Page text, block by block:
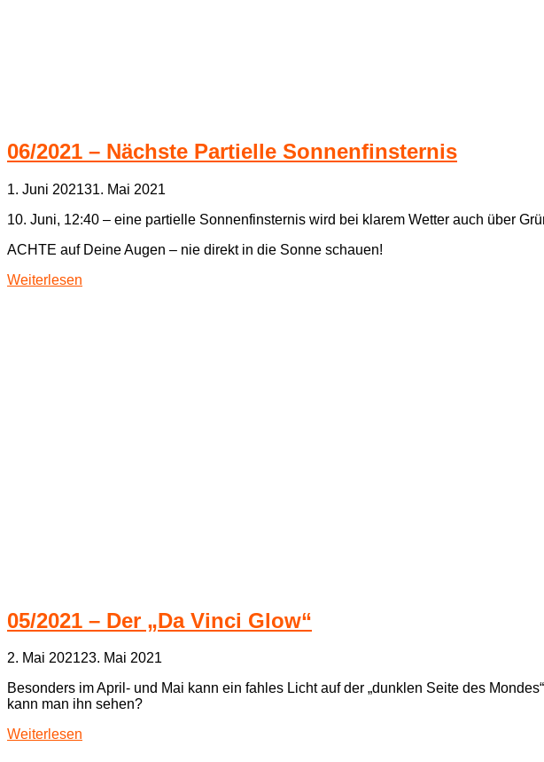
06/2021 – Nächste Partielle Sonnenfinsternis
1. Juni 202131. Mai 2021
10. Juni, 12:40 – eine partielle Sonnenfinsternis wird bei klarem Wetter auch über
ACHTE auf Deine Augen – nie direkt in die Sonne schauen!
Weiterlesen
05/2021 – Der „Da Vinci Glow“
2. Mai 202123. Mai 2021
Besonders im April- und Mai kann ein fahles Licht auf der „dunklen Seite des
kann man ihn sehen?
Weiterlesen